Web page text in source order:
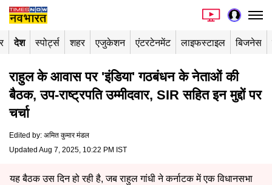
देश स्पोर्ट्स शहर एजुकेशन एंटरटेनमेंट लाइफस्टाइल बिजनेस
राहुल के आवास पर 'इंडिया' गठबंधन के नेताओं की
बैठक, उप-राष्ट्रपति उम्मीदवार, SIR सहित इन मुद्दों पर
चर्चा
Edited by: अमित कुमार मंडल
Updated Aug 7, 2025, 10:22 PM IST
यह बैठक उस दिन हो रही है, जब राहुल गांधी ने कर्नाटक में एक विधानसभा